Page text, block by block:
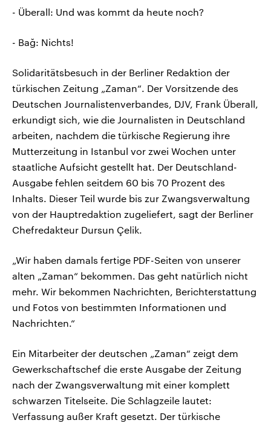
- Überall: Und was kommt da heute noch?
- Bağ: Nichts!
Solidaritätsbesuch in der Berliner Redaktion der
türkischen Zeitung „Zaman“. Der Vorsitzende des
Deutschen Journalistenverbandes, DJV, Frank Überall,
erkundigt sich, wie die Journalisten in Deutschland
arbeiten, nachdem die türkische Regierung ihre
Mutterzeitung in Istanbul vor zwei Wochen unter
staatliche Aufsicht gestellt hat. Der Deutschland-
Ausgabe fehlen seitdem 60 bis 70 Prozent des
Inhalts. Dieser Teil wurde bis zur Zwangsverwaltung
von der Hauptredaktion zugeliefert, sagt der Berliner
Chefredakteur Dursun Çelik.
„Wir haben damals fertige PDF-Seiten von unserer
alten „Zaman“ bekommen. Das geht natürlich nicht
mehr. Wir bekommen Nachrichten, Berichterstattung
und Fotos von bestimmten Informationen und
Nachrichten.“
Ein Mitarbeiter der deutschen „Zaman“ zeigt dem
Gewerkschaftschef die erste Ausgabe der Zeitung
nach der Zwangsverwaltung mit einer komplett
schwarzen Titelseite. Die Schlagzeile lautet:
Verfassung außer Kraft gesetzt. Der türkische